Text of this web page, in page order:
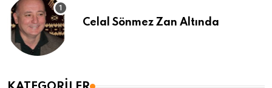
Celal Sönmez Zan Altında